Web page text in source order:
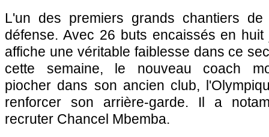
L'un des premiers grands chantiers
défense. Avec 26 buts encaissés en huit
affiche une véritable faiblesse dans ce
cette semaine, le nouveau coach
piocher dans son ancien club,
renforcer son arrière-garde. Il a
recruter Chancel Mbemba.